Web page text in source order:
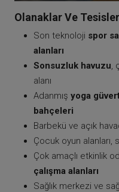
Olanaklar Ve
Son teknoloji spor
alanları
Sonsuzluk havuzu,
alanı
Adanmış yoga
bahçeleri
Barbekü ve açık
Çocuk oyun alanları,
Çok amaçlı etkinlik
çalışma alanları
Sağlık merkezi ve